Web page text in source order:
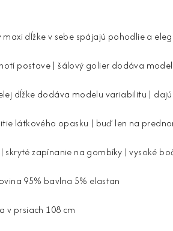
maxi dĺžke v sebe spájajú pohodlie a
postave | šálový golier dodáva
dĺžke dodáva modelu variabilitu |
látkového opasku | buď len na
skryté zapínanie na gombíky | vysoké
95% bavlna 5% elastan
v prsiach 108 cm